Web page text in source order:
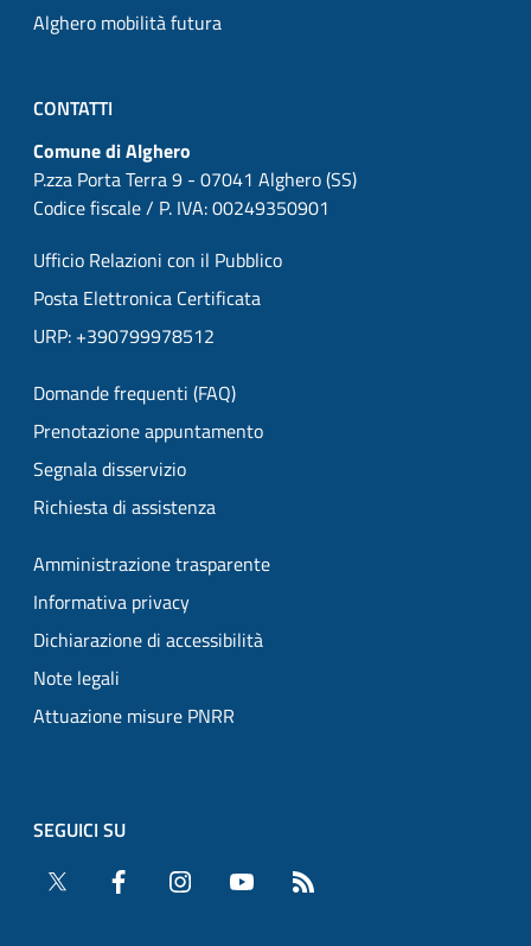
Alghero mobilità futura
CONTATTI
Comune di Alghero
P.zza Porta Terra 9 - 07041 Alghero (SS)
Codice fiscale / P. IVA: 00249350901
Ufficio Relazioni con il Pubblico
Posta Elettronica Certificata
URP: +390799978512
Domande frequenti (FAQ)
Prenotazione appuntamento
Segnala disservizio
Richiesta di assistenza
Amministrazione trasparente
Informativa privacy
Dichiarazione di accessibilità
Note legali
Attuazione misure PNRR
SEGUICI SU
Twitter
Facebook Instagram YouTube